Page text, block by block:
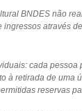
BNDES não
ingressos através
cada pessoa
à retirada de uma
reservas